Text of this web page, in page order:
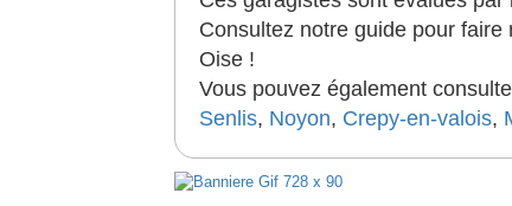
Consultez notre guide pour
Oise !
Vous pouvez également
Senlis, Noyon, Crepy-en-valois,